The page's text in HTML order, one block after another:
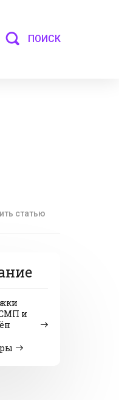
ПОИСК
статью
и